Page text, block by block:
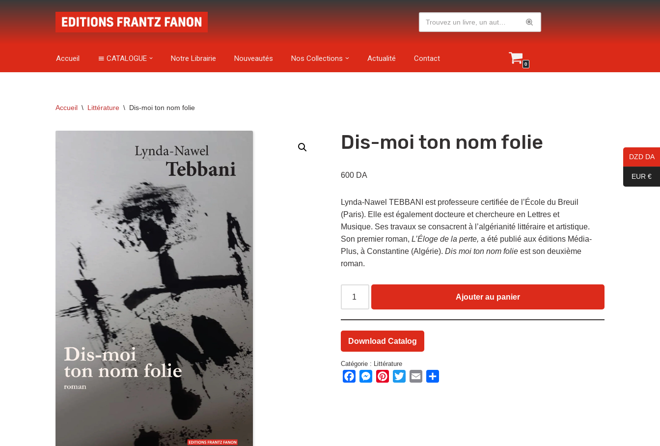
Accueil CATALOGUE Notre Librairie Nouveautés Nos Collections Actualité Contact
0
Accueil \ Littérature \ Dis-moi ton nom folie
Dis-moi ton nom folie
600 DA
Lynda-Nawel TEBBANI est professeure certifiée de l’École du Breuil
(Paris). Elle est également docteure et chercheure en Lettres et
Musique. Ses travaux se consacrent à l’algérianité littéraire et artistique.
Son premier roman,L’Éloge de la perte,a été publié aux éditions Média-
Plus, à Constantine (Algérie).Dis moi ton nom folie est son deuxième
roman.
Ajouter au panier
Download Catalog
Catégorie : Littérature
FacebookMessengerPinterestTwitterEmail
DZD DA
EUR €